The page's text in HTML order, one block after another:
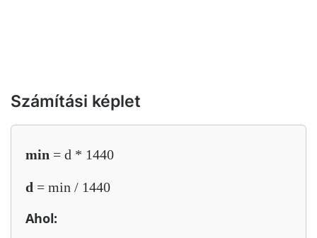
Számítási képlet
min = d * 1440
d = min / 1440
Ahol: